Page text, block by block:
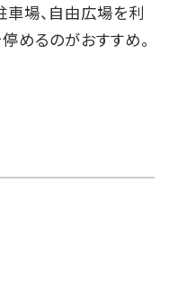
場、自由広場を利
めるのがおすすめ。